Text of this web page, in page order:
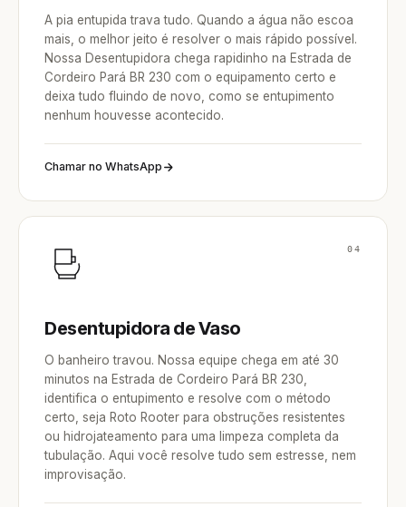
A pia entupida trava tudo. Quando a água não escoa
mais, o melhor jeito é resolver o mais rápido possível.
Nossa Desentupidora chega rapidinho na Estrada de
Cordeiro Pará BR 230 com o equipamento certo e
deixa tudo fluindo de novo, como se entupimento
nenhum houvesse acontecido.
Chamar no WhatsApp
04
Desentupidora de Vaso
O banheiro travou. Nossa equipe chega em até 30
minutos na Estrada de Cordeiro Pará BR 230,
identifica o entupimento e resolve com o método
certo, seja Roto Rooter para obstruções resistentes
ou hidrojateamento para uma limpeza completa da
tubulação. Aqui você resolve tudo sem estresse, nem
improvisação.